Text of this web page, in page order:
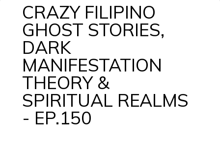
CRAZY FILIPINO
GHOST STORIES,
DARK
MANIFESTATION
THEORY &
SPIRITUAL REALMS
- EP.150